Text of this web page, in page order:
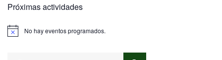
Próximas actividades
No hay eventos programados.